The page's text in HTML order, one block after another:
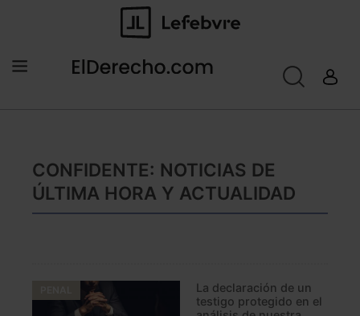
CONFIDENTE: NOTICIAS DE
ÚLTIMA HORA Y ACTUALIDAD
La declaración de un
testigo protegido en el